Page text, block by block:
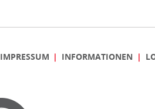
IMPRESSUM INFORMATIONEN